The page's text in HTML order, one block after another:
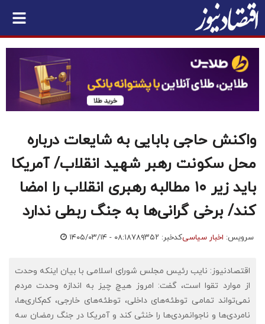
واکنش حاجی بابایی به شایعات درباره
محل سکونت رهبر شهید انقلاب/ آمریکا
باید زیر ۱۰ مطالبه رهبری انقلاب را امضا
کند/ برخی گرانی‌ها به جنگ ربطی ندارد
سرویس: اخبار سیاسیکدخبر: ۷۸۹۳۵۲ ۱۴۰۵/۰۳/۱۴ - ۰۸:۱۸
اقتصادنیوز: نایب رئیس مجلس شورای اسلامی با بیان اینکه وحدت
از موارد تقوا است، گفت: امروز هیچ چیز به اندازه وحدت مردم
نمی‌تواند تمامی‌ توطئه‌های داخلی، توطئه‌های خارجی، کم‌کاری‌ها،
نامردی‌ها و ناجوانمردی‌ها را خنثی کند و آمریکا در جنگ رمضان‌ سه